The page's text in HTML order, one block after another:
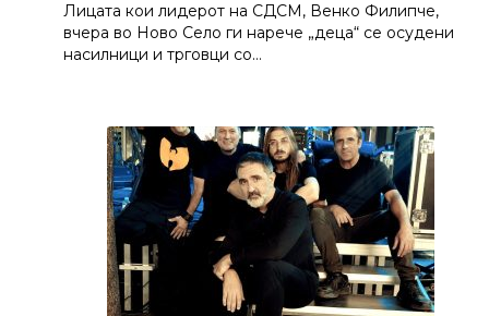
Лицата кои лидерот на СДСМ, Венко Филипче,
вчера во Ново Село ги нарече „деца“ се осудени
насилници и трговци со…